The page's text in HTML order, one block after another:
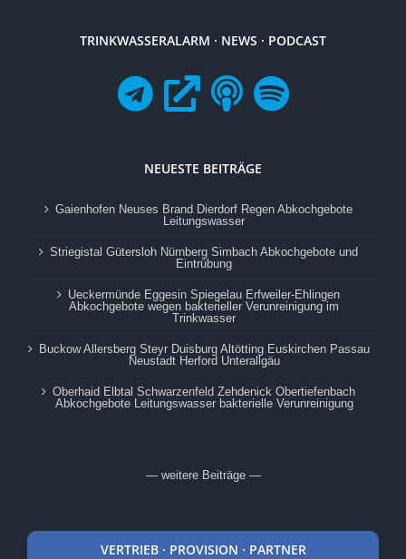
TRINKWASSERALARM · NEWS · PODCAST
NEUESTE BEITRÄGE
Gaienhofen Neuses Brand Dierdorf Regen Abkochgebote
Leitungswasser
Striegistal Gütersloh Nürnberg Simbach Abkochgebote und
Eintrübung
Ueckermünde Eggesin Spiegelau Erfweiler-Ehlingen
Abkochgebote wegen bakterieller Verunreinigung im
Trinkwasser
Buckow Allersberg Steyr Duisburg Altötting Euskirchen Passau
Neustadt Herford Unterallgäu
Oberhaid Elbtal Schwarzenfeld Zehdenick Obertiefenbach
Abkochgebote Leitungswasser bakterielle Verunreinigung
— weitere Beiträge —
VERTRIEB · PROVISION · PARTNER